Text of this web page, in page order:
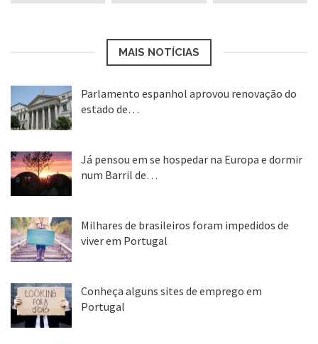
MAIS NOTÍCIAS
Parlamento espanhol aprovou renovação do
estado de…
Já pensou em se hospedar na Europa e dormir
num Barril de…
Milhares de brasileiros foram impedidos de
viver em Portugal
Conheça alguns sites de emprego em
Portugal